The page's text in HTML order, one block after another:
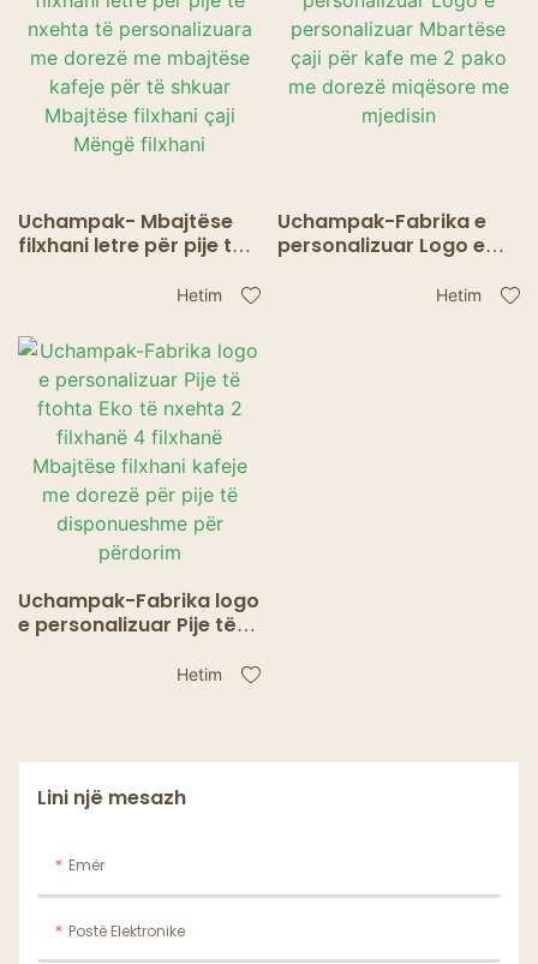
Uchampak- Mbajtëse
filxhani letre për pije të
personalizuara me
kafeje për të shkuar
Mbajtëse filxhani çaji
Mëngë filxhani
Hetim
Uchampak-Fabrika e
personalizuar Logo e
çaji për kafe me 2 pako
Hetim
Uchampak-Fabrika logo
e personalizuar Pije të
filxhanë 4 filxhanë
përdorim
Hetim
Lini një mesazh
Emër
Postë Elektronike